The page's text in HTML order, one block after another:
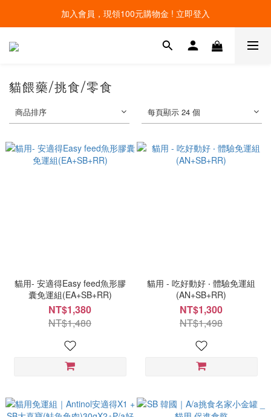
線上寵物展開跑 限時優惠中
加入會員，現領100元購物金 ! 立即登入
貓餵藥/挑食/零食
商品排序 每頁顯示 24 個
貓用- 安適得Easy feed魚形膠
囊免運組(EA+SB+RR)
NT$1,380
NT$1,480
貓用 - 吃好動好 ‧ 體驗免運組
(AN+SB+RR)
NT$1,300
NT$1,498